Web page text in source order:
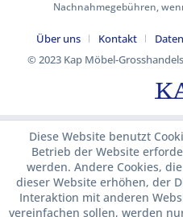
Nachnahmegebühren,
Über uns Kontakt
© 2023 Kap Möbel-
Diese Website benutzt
Betrieb der Website
werden. Andere Cookies,
dieser Website erhöhen, der
Interaktion mit anderen
vereinfachen sollen, werden